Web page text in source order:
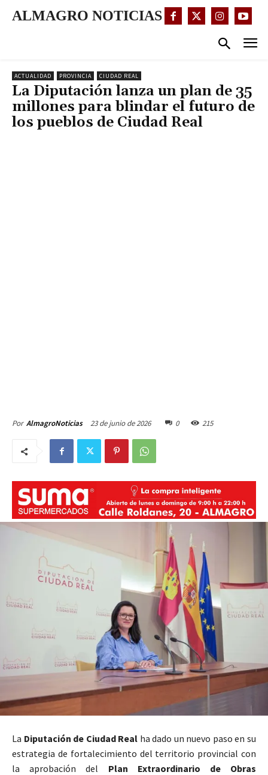
ALMAGRO NOTICIAS
ACTUALIDAD PROVINCIA CIUDAD REAL
La Diputación lanza un plan de 35
millones para blindar el futuro de
los pueblos de Ciudad Real
Por AlmagroNoticias 23 de junio de 2026 0 215
La Diputación de Ciudad Real ha dado un nuevo paso en su
estrategia de fortalecimiento del territorio provincial con
la aprobación del Plan Extraordinario de Obras